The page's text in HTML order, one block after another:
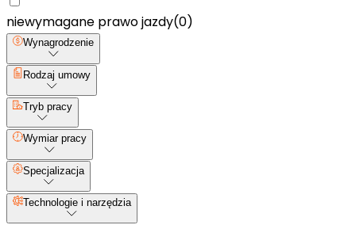
niewymagane prawo jazdy(0)
Wynagrodzenie
Rodzaj umowy
Tryb pracy
Wymiar pracy
Specjalizacja
Technologie i narzędzia